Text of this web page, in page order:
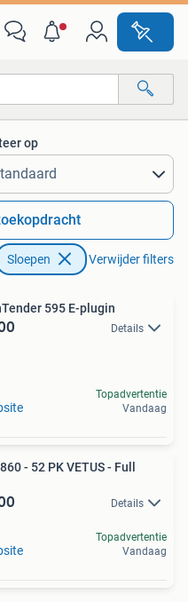
op
Sloepen Verwijder filters
595 E-plugin
Details
Topadvertentie
Vandaag
- 52 PK VETUS - Full
Details
Topadvertentie
Vandaag